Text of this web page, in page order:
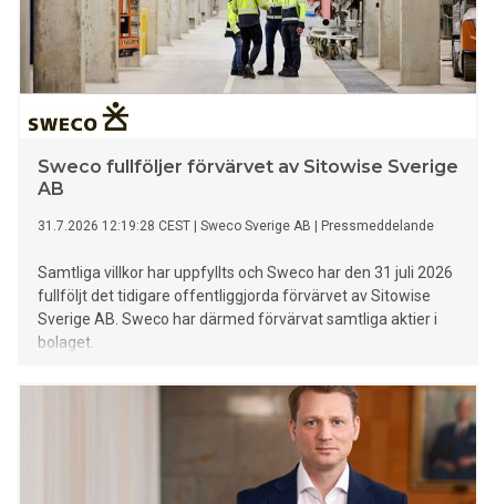
Sweco fullföljer förvärvet av Sitowise Sverige
AB
31.7.2026 12:19:28 CEST Sweco Sverige AB Pressmeddelande
Samtliga villkor har uppfyllts och Sweco har den 31 juli 2026
fullföljt det tidigare offentliggjorda förvärvet av Sitowise
Sverige AB. Sweco har därmed förvärvat samtliga aktier i
bolaget.